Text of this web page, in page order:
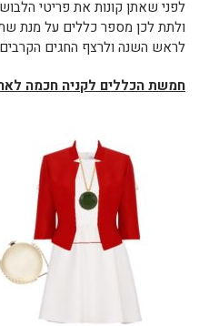
לפני שאתן קונות את פריטי
ולתת לכן מספר כללים על מנת
לראש השנה ולרצף החגים הקרבים
חמשת הכללים לקניה חכמה